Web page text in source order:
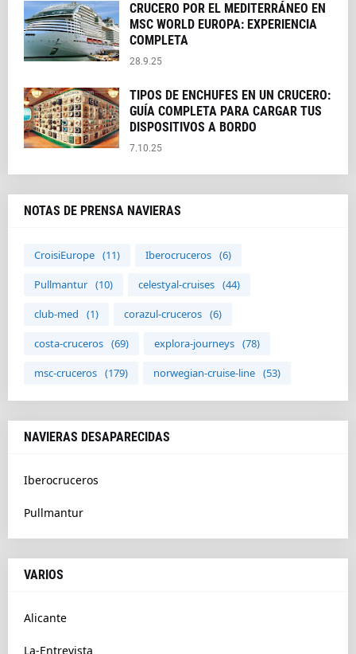
CRUCERO POR EL MEDITERRÁNEO EN
MSC WORLD EUROPA: EXPERIENCIA
COMPLETA
28.9.25
TIPOS DE ENCHUFES EN UN CRUCERO:
GUÍA COMPLETA PARA CARGAR TUS
DISPOSITIVOS A BORDO
7.10.25
NOTAS DE PRENSA NAVIERAS
CroisiEurope (11) Iberocruceros (6)
Pullmantur (10) celestyal-cruises (44)
club-med (1) corazul-cruceros (6)
costa-cruceros (69) explora-journeys (78)
msc-cruceros (179) norwegian-cruise-line (53)
NAVIERAS DESAPARECIDAS
Iberocruceros
Pullmantur
VARIOS
Alicante
La-Entrevista